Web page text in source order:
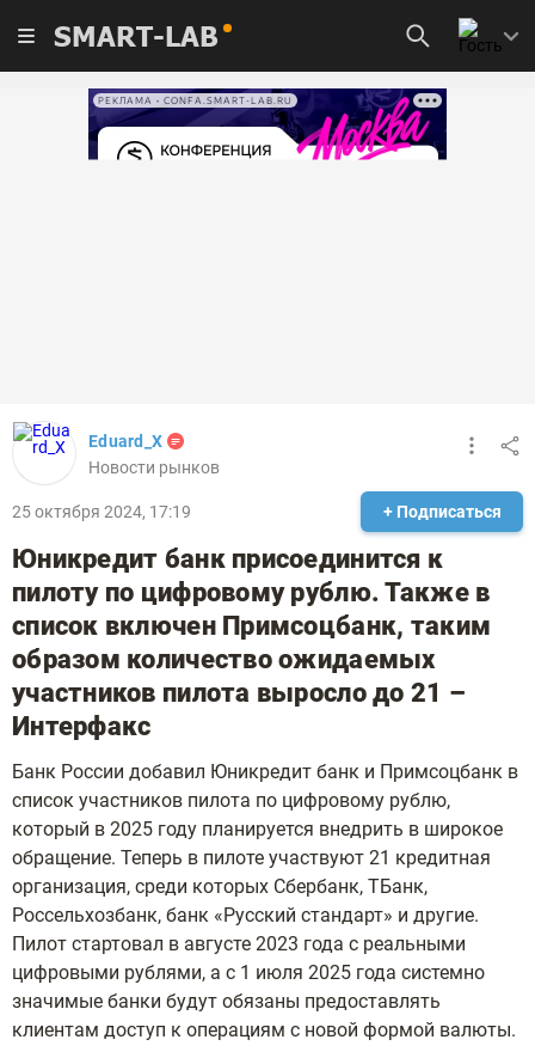
SMART-LAB
РЕКЛАМА • CONFA.SMART-LAB.RU
Eduard_X
Новости рынков
25 октября 2024, 17:19 + Подписаться
Юникредит банк присоединится к
пилоту по цифровому рублю. Также в
список включен Примсоцбанк, таким
образом количество ожидаемых
участников пилота выросло до 21 –
Интерфакс
Банк России добавил Юникредит банк и Примсоцбанк в
список участников пилота по цифровому рублю,
который в 2025 году планируется внедрить в широкое
обращение. Теперь в пилоте участвуют 21 кредитная
организация, среди которых Сбербанк, ТБанк,
Россельхозбанк, банк «Русский стандарт» и другие.
Пилот стартовал в августе 2023 года с реальными
цифровыми рублями, а с 1 июля 2025 года системно
значимые банки будут обязаны предоставлять
клиентам доступ к операциям с новой формой валюты.